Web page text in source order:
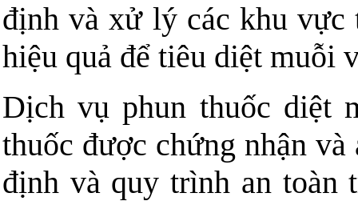
định và xử lý các khu vực
hiệu quả để tiêu diệt muỗi
Dịch vụ phun thuốc diệt
thuốc được chứng nhận
định và quy trình an toàn